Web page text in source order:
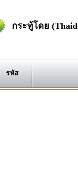
กระทู้โดย
รหัส